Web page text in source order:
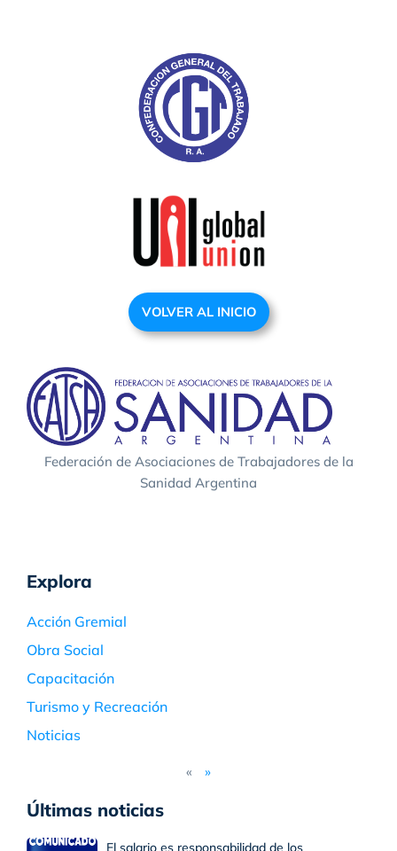
VOLVER AL INICIO
Federación de Asociaciones de Trabajadores de la
Sanidad Argentina
Explora
Acción Gremial
Obra Social
Capacitación
Turismo y Recreación
Noticias
Últimas noticias
El salario es responsabilidad de los
« »